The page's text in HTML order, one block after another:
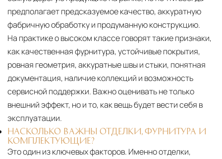
предполагает предсказуемое качество, аккуратную
фабричную обработку и продуманную конструкцию.
На практике о высоком классе говорят такие признаки,
как качественная фурнитура, устойчивые покрытия,
ровная геометрия, аккуратные швы и стыки, понятная
документация, наличие коллекций и возможность
сервисной поддержки. Важно оценивать не только
внешний эффект, но и то, как вещь будет вести себя в
эксплуатации.
НАСКОЛЬКО ВАЖНЫ ОТДЕЛКИ, ФУРНИТУРА И
КОМПЛЕКТУЮЩИЕ?
Это один из ключевых факторов. Именно отделки,